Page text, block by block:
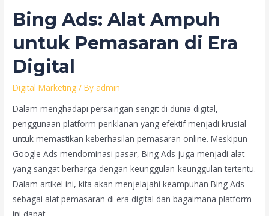
Terbaik
di
Tangerang
Sejak
2008
Bing Ads: Alat Ampuh
untuk Pemasaran di Era
Digital
Digital Marketing / By admin
Dalam menghadapi persaingan sengit di dunia digital,
penggunaan platform periklanan yang efektif menjadi krusial
untuk memastikan keberhasilan pemasaran online. Meskipun
Google Ads mendominasi pasar, Bing Ads juga menjadi alat
yang sangat berharga dengan keunggulan-keunggulan tertentu.
Dalam artikel ini, kita akan menjelajahi keampuhan Bing Ads
sebagai alat pemasaran di era digital dan bagaimana platform